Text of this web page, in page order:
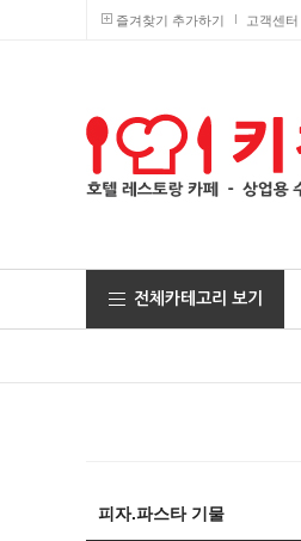
즐겨찾기 추가하기 고객센터
전체카테고리 보기
피자.파스타 기물